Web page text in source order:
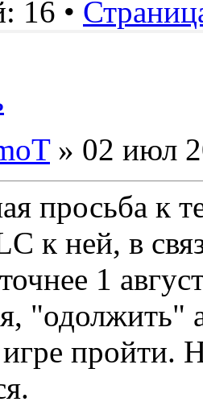
16 •
» 02 июл
просьба к
к ней, в
1
"одолжить"
пройти.